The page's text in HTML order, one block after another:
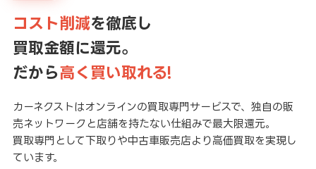
コスト削減を徹底し
買取金額に還元。
だから高く買い取れる!
カーネクストはオンラインの買取専門サービスで、独自の販
売ネットワークと店舗を持たない仕組みで最大限還元。
買取専門として下取りや中古車販売店より高価買取を実現し
ています。